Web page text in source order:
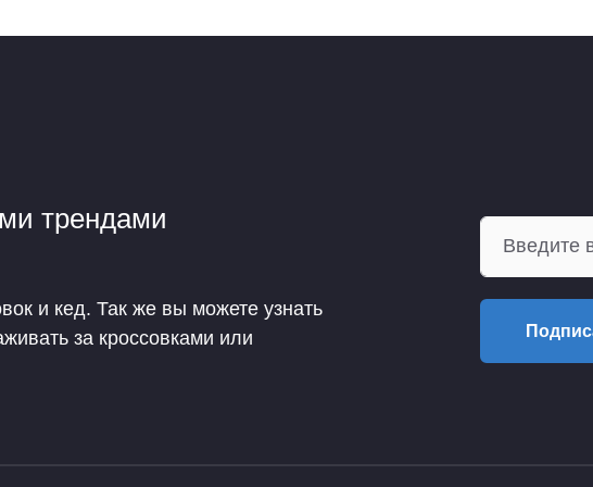
трендами
и кед. Так же вы можете узнать
за кроссовками или